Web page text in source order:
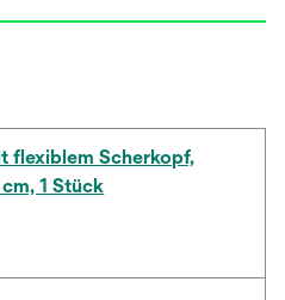
flexiblem Scherkopf,
1 Stück